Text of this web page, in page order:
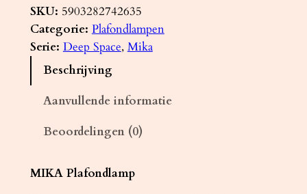
a
f
o
M
SKU: 5903282742635
Categorie: Plafondlampen
Serie: Deep Space, Mika
Beschrijving
Aanvullende informatie
Beoordelingen (0)
MIKA Plafondlamp